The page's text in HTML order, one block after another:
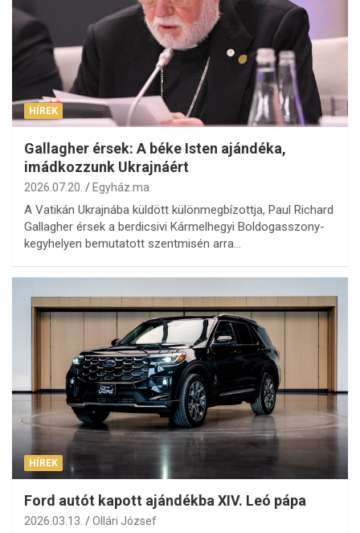
HÍREK
Gallagher érsek: A béke Isten ajándéka,
imádkozzunk Ukrajnáért
2026.07.20. Egyház.ma
A Vatikán Ukrajnába küldött különmegbízottja, Paul Richard
Gallagher érsek a berdicsivi Kármelhegyi Boldogasszony-
kegyhelyen bemutatott szentmisén arra…
HÍREK
Ford autót kapott ajándékba XIV. Leó pápa
2026.03.13. Ollári József